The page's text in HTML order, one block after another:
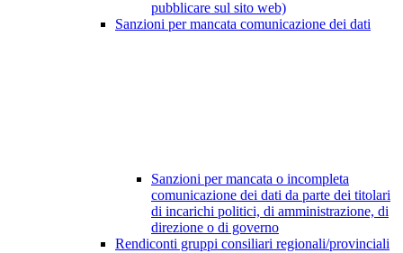
pubblicare sul sito web)
Sanzioni per mancata comunicazione dei dati
Sanzioni per mancata o incompleta
comunicazione dei dati da parte dei titolari
di incarichi politici, di amministrazione, di
direzione o di governo
Rendiconti gruppi consiliari regionali/provinciali